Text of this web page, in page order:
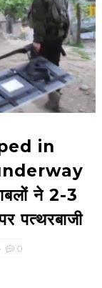
in
ने 2-3
पत्थरबाजी
0